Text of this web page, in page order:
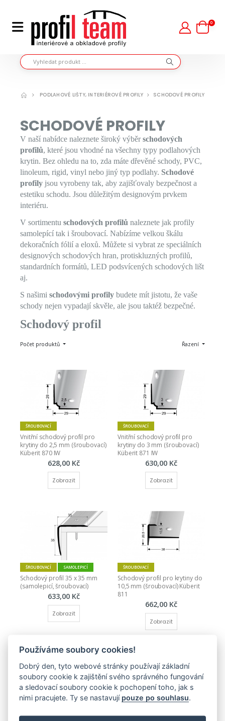
0
PODLAHOVÉ LIŠTY, INTERIÉROVÉ PROFILY SCHODOVÉ PROFILY
SCHODOVÉ PROFILY
V naší nabídce naleznete široký výběrschodových
profilů, které jsou vhodné na všechny typy podlahových
krytin. Bez ohledu na to, zda máte dřevěné schody, PVC,
linoleum, rigid, vinyl nebo jiný typ podlahy. Schodové
profily jsou vyrobeny tak, aby zajišťovaly bezpečnost a
estetiku schodu. Jsou důležitým designovým prvkem
interiéru.
V sortimentu schodových profilů naleznete jak profily
samolepící tak i šroubovací. Nabízíme velkou škálu
dekoračních fólií a eloxů. Můžete si vybrat ze speciálních
designových schodových hran, protiskluzných profilů,
standardních formátů, LED podsvícených schodových lišt
aj.
S našimi schodovými profily budete mít jistotu, že vaše
schody nejen vypadají skvěle, ale jsou taktéž bezpečné.
Schodový profil
Počet produktů Řazení
ŠROUBOVACÍ
Vnitřní schodový profil pro
krytiny do 2,5 mm (šroubovací)
Küberit 870 IW
628,00 Kč
Zobrazit
ŠROUBOVACÍ
Vnitřní schodový profil pro
krytiny do 3 mm (šroubovací)
Küberit 871 IW
630,00 Kč
Zobrazit
ŠROUBOVACÍ SAMOLEPICÍ
Schodový profil 35 x 35 mm
(samolepicí, šroubovací)
633,00 Kč
Zobrazit
ŠROUBOVACÍ
Schodový profil pro krytiny do
10,5 mm (šroubovací) Küberit
811
662,00 Kč
Zobrazit
Používáme soubory cookies!
Dobrý den, tyto webové stránky používají základní
soubory cookie k zajištění svého správného fungování
a sledovací soubory cookie k pochopení toho, jak s
nimi pracujete. Ty se nastavují pouze po souhlasu.